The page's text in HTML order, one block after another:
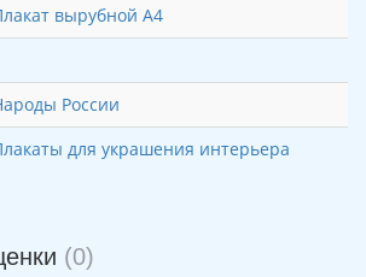
вырубной А4
России
для украшения интерьера
(0)